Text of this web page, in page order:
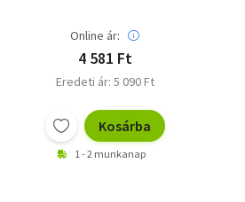
Online ár:
4 581 Ft
Eredeti ár: 5 090 Ft
Kosárba
1 - 2 munkanap